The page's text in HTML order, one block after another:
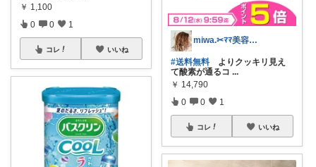
￥ 1,100
0 0 1
コレ いいね
miwa.✂︎ﾏﾏ美容師💎
#送料無料 よりクッキリ見え
て酸素が通るコ ...
￥ 14,790
0 0 1
コレ いいね